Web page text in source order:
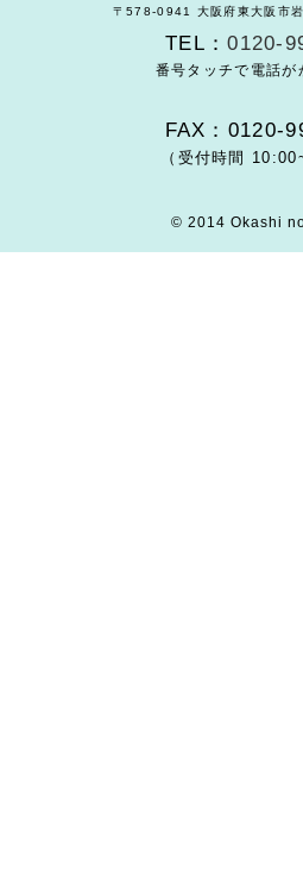
〒578-0941 大阪府東大阪市
TEL：0120-
番号タッチで電話が
FAX：0120-
（受付時間
© 2014 Okashi